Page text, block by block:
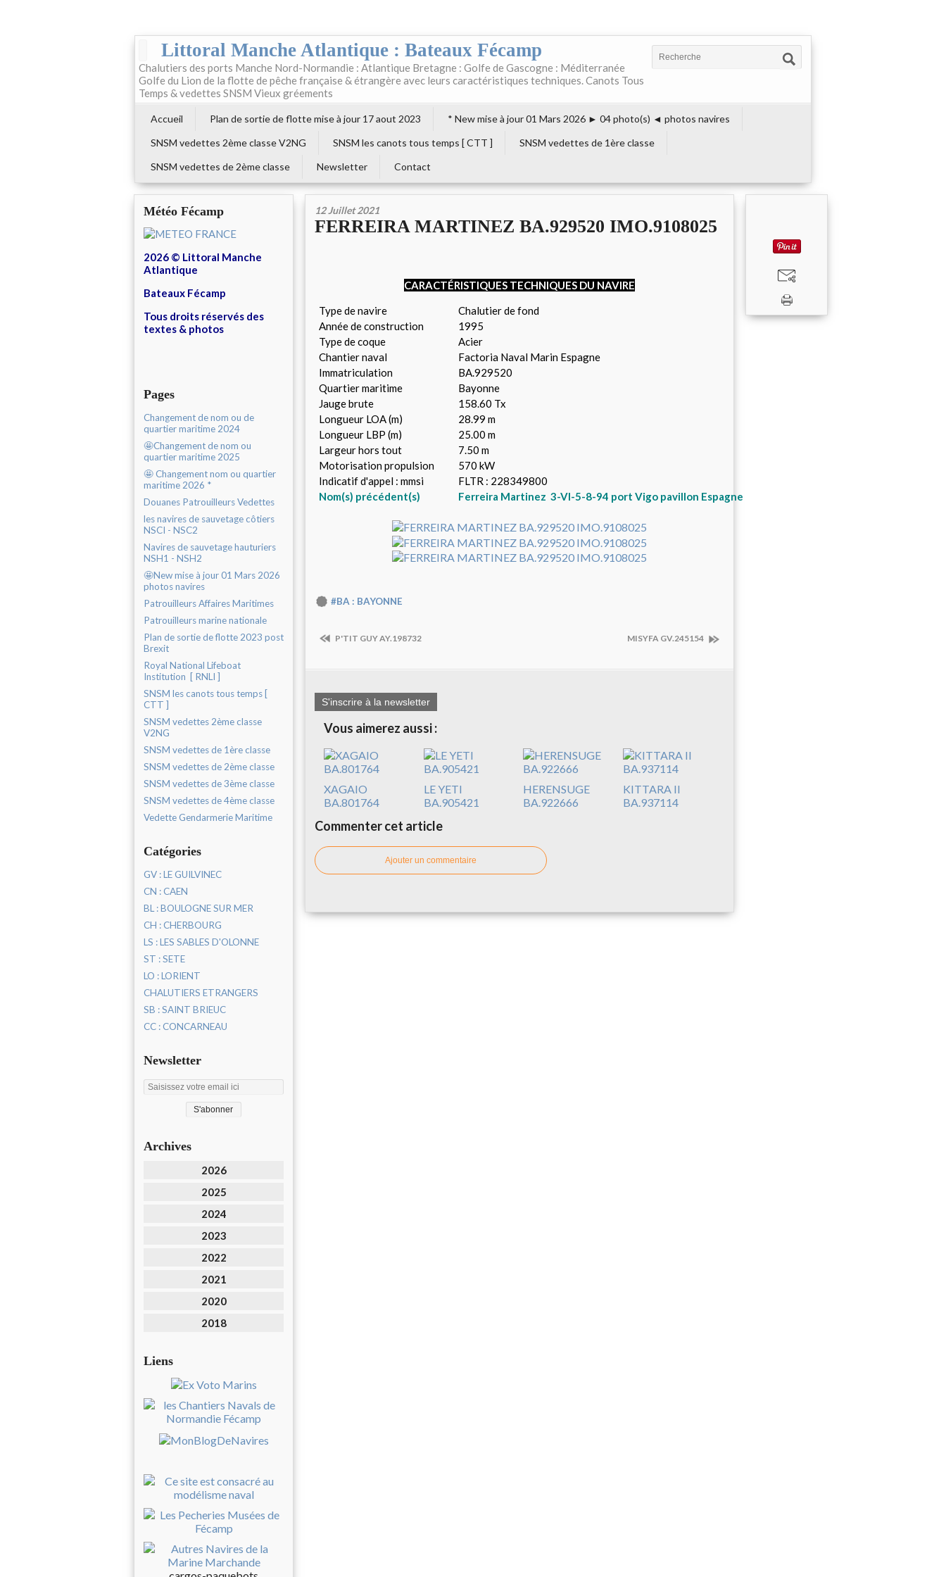
Littoral Manche Atlantique : Bateaux Fécamp
Chalutiers des ports Manche Nord-Normandie : Atlantique Bretagne : Golfe de Gascogne : Méditerranée
Golfe du Lion de la flotte de pêche française & étrangère avec leurs caractéristiques techniques. Canots Tous
Temps & vedettes SNSM Vieux gréements
Accueil Plan de sortie de flotte mise à jour 17 aout 2023
* New mise à jour 01 Mars 2026 ► 04 photo(s) ◄ photos navires
SNSM vedettes 2ème classe V2NG
SNSM les canots tous temps [ CTT ]
SNSM vedettes de 1ère classe
SNSM vedettes de 2ème classe
Newsletter Contact
Météo Fécamp
2026 © Littoral Manche
Atlantique
Bateaux Fécamp
Tous droits réservés des
textes & photos
Pages
Changement de nom ou de
quartier maritime 2024
🤩Changement de nom ou
quartier maritime 2025
🤩 Changement nom ou quartier
maritime 2026 *
Douanes Patrouilleurs Vedettes
les navires de sauvetage côtiers
NSCI - NSC2
Navires de sauvetage hauturiers
NSH1 - NSH2
🤩New mise à jour 01 Mars 2026
photos navires
Patrouilleurs Affaires Maritimes
Patrouilleurs marine nationale
Plan de sortie de flotte 2023 post
Brexit
Royal National Lifeboat
Institution [ RNLI ]
SNSM les canots tous temps [
CTT ]
SNSM vedettes 2ème classe
V2NG
SNSM vedettes de 1ère classe
SNSM vedettes de 2ème classe
SNSM vedettes de 3ème classe
SNSM vedettes de 4ème classe
Vedette Gendarmerie Maritime
Catégories
GV : LE GUILVINEC
CN : CAEN
BL : BOULOGNE SUR MER
CH : CHERBOURG
LS : LES SABLES D'OLONNE
ST : SETE
LO : LORIENT
CHALUTIERS ETRANGERS
SB : SAINT BRIEUC
CC : CONCARNEAU
Newsletter
Archives
2026
2025
2024
2023
2022
2021
2020
2018
Liens
12 Juillet 2021
FERREIRA MARTINEZ BA.929520 IMO.9108025
CARACTÉRISTIQUES TECHNIQUES DU NAVIRE
Type de navire
Chalutier de fond
Année de construction
1995
Type de coque
Acier
Chantier naval
Factoria Naval Marin Espagne
Immatriculation
BA.929520
Quartier maritime
Bayonne
Jauge brute
158.60 Tx
Longueur LOA (m)
28.99 m
Longueur LBP (m)
25.00 m
Largeur hors tout
7.50 m
Motorisation propulsion
570 kW
Indicatif d'appel : mmsi
FLTR : 228349800
Nom(s) précédent(s)
Ferreira Martinez 3-VI-5-8-94 port Vigo pavillon Espagne
#BA : BAYONNE
P'TIT GUY AY.198732 MISYFA GV.245154
S'inscrire à la newsletter
Vous aimerez aussi :
XAGAIO
BA.801764
LE YETI
BA.905421
HERENSUGE
BA.922666
KITTARA II
BA.937114
Commenter cet article
Ajouter un commentaire